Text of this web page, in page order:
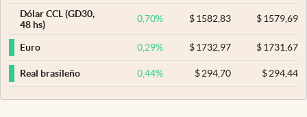
Dólar CCL (GD30,
48 hs)
0,70% $ 1582,83 $1579,69
Euro 0,29% $ 1732,97 $1731,67
Real brasileño 0,44% $ 294,70 $294,44